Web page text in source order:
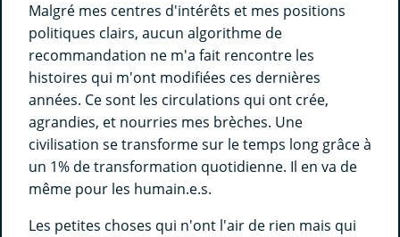
Malgré mes centres d'intérêts et mes positions
politiques clairs, aucun algorithme de
recommandation ne m'a fait rencontre les
histoires qui m'ont modifiées ces dernières
années. Ce sont les circulations qui ont crée,
agrandies, et nourries mes brèches. Une
civilisation se transforme sur le temps long grâce à
un 1% de transformation quotidienne. Il en va de
même pour les humain.e.s.
Les petites choses qui n'ont l'air de rien mais qui